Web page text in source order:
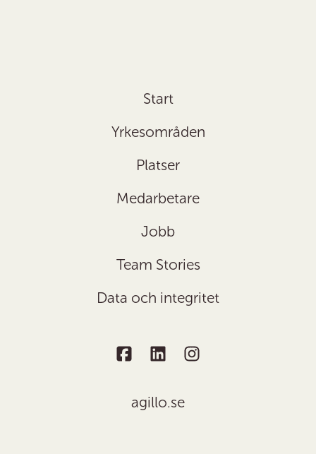
Start
Yrkesområden
Platser
Medarbetare
Jobb
Team Stories
Data och integritet
agillo.se